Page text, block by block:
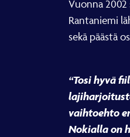
Vuonna
Rantaniemi
sekä päästä
“Tosi hyvä
vaihtoehto
Nokialla on